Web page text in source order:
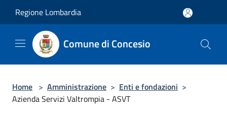
Regione Lombardia
Comune di Concesio
Home > Amministrazione > Enti e fondazioni >
Azienda Servizi Valtrompia - ASVT